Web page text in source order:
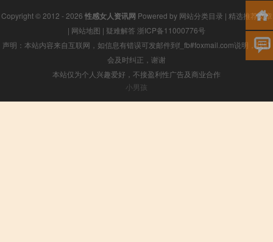
Copyright © 2012 - 2026 性感女人资讯网 Powered by 网站分类目录 | 精选推荐文章
| 网站地图 | 疑难解答 浙ICP备11000776号
声明：本站内容来自互联网，如信息有错误可发邮件到f_fb#foxmail.com说明，我们
会及时纠正，谢谢
本站仅为个人兴趣爱好，不接盈利性广告及商业合作
小男孩